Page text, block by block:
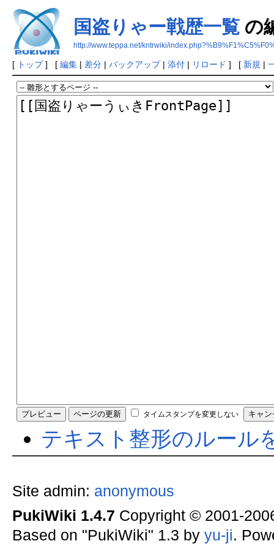
国盗りゃー戦歴一覧の
http://www.teppa.net/kntrwiki/
[ トップ] [ 編集| 差分| バックアップ| 添付| リロード ] [ 新規 |
タイムスタンプを変更しない
テキスト整形のルール
Site admin: anonymous
PukiWiki 1.4.7 Copyright © 2001-
Based on "PukiWiki" 1.3 by yu-ji.